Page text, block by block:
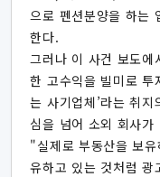
으로 펜션분양을 하는
한다.
그러나 이 사건 보도에
한 고수익을 빌미로 투
는 사기업체’라는 취
심을 넘어 소외 회사
"실제로 부동산을 보
유하고 있는 것처럼 광